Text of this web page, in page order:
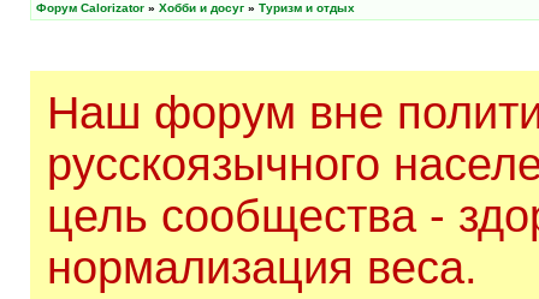
Форум Calorizator » Хобби и досуг » Туризм и отдых
Наш форум вне
русскоязычного
цель сообщества -
нормализация веса.